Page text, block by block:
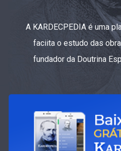
A KARDECPEDIA é uma
faciita o estudo das
fundador da Doutrina